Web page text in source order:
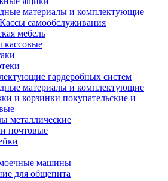
материалы и комплектующие
самообслуживания
мебель
кассовые
гардеробных систем
материалы и комплектующие
и корзинки покупательские и
металлические
почтовые
машины
для общепита